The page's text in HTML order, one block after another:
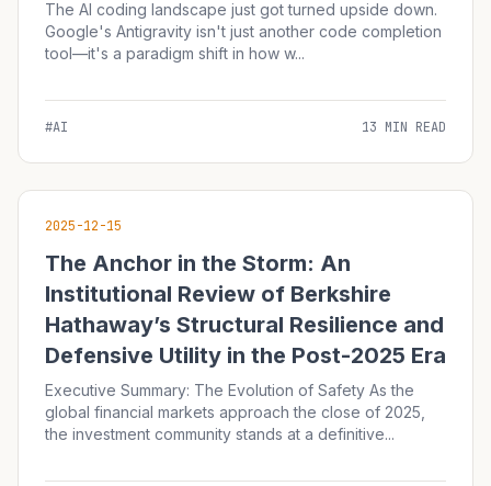
The AI coding landscape just got turned upside down.
Google's Antigravity isn't just another code completion
tool—it's a paradigm shift in how w...
#AI 13 MIN READ
2025-12-15
The Anchor in the Storm: An
Institutional Review of Berkshire
Hathaway’s Structural Resilience and
Defensive Utility in the Post-2025 Era
Executive Summary: The Evolution of Safety As the
global financial markets approach the close of 2025,
the investment community stands at a definitive...